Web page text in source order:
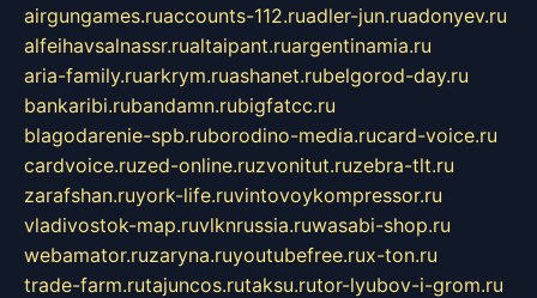
airgungames.ruaccounts-112.ruadler-jun.ruadonyev.ru
alfeihavsalnassr.rualtaipant.ruargentinamia.ru
aria-family.ruarkrym.ruashanet.rubelgorod-day.ru
bankaribi.rubandamn.rubigfatcc.ru
blagodarenie-spb.ruborodino-media.rucard-voice.ru
cardvoice.ruzed-online.ruzvonitut.ruzebra-tlt.ru
zarafshan.ruyork-life.ruvintovoykompressor.ru
vladivostok-map.ruvlknrussia.ruwasabi-shop.ru
webamator.ruzaryna.ruyoutubefree.rux-ton.ru
trade-farm.rutajuncos.rutaksu.rutor-lyubov-i-grom.ru